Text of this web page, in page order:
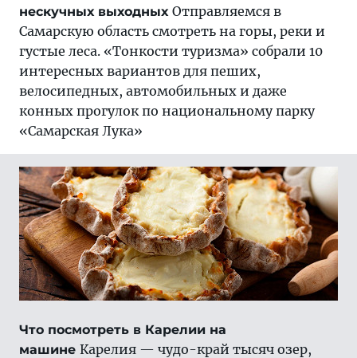
нескучных выходных Отправляемся в
Самарскую область смотреть на горы, реки и
густые леса. «Тонкости туризма» собрали 10
интересных вариантов для пеших,
велосипедных, автомобильных и даже
конных прогулок по национальному парку
«Самарская Лука»
Что посмотреть в Карелии на
машине Карелия — чудо-край тысяч озер,